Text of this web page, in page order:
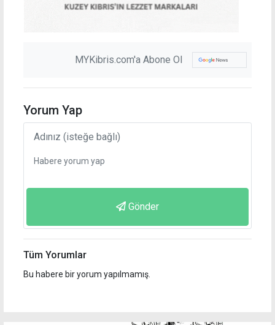
MYKibris.com'a Abone Ol
Yorum Yap
Gönder
Tüm Yorumlar
Bu habere bir yorum yapılmamış.